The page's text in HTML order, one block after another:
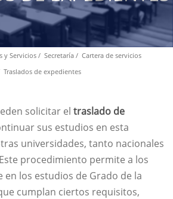
y Servicios Secretaría
Cartera de servicios
Traslados de expedientes
solicitar el traslado de
sus estudios en esta
universidades, tanto nacionales
procedimiento permite a los
los estudios de Grado de la
cumplan ciertos requisitos,